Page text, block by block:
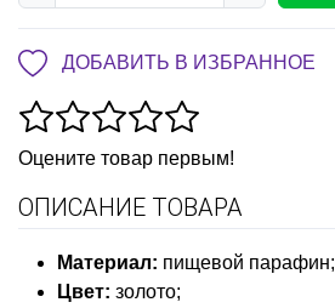
ДОБАВИТЬ В ИЗБРАННОЕ
Оцените товар первым!
ОПИСАНИЕ ТОВАРА
Материал: пищевой парафин;
Цвет: золото;